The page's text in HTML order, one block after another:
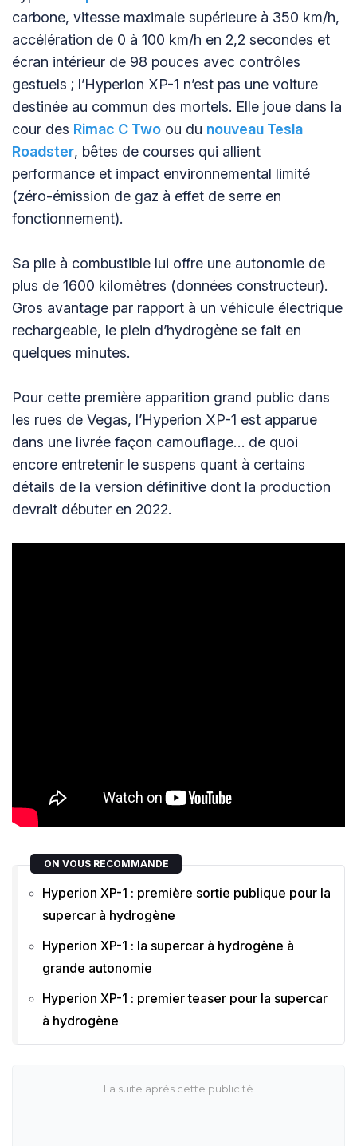
carbone, vitesse maximale supérieure à 350 km/h,
accélération de 0 à 100 km/h en 2,2 secondes et
écran intérieur de 98 pouces avec contrôles
gestuels ; l’Hyperion XP-1 n’est pas une voiture
destinée au commun des mortels. Elle joue dans la
cour des Rimac C Two ou du nouveau Tesla
Roadster, bêtes de courses qui allient
performance et impact environnemental limité
(zéro-émission de gaz à effet de serre en
fonctionnement).
Sa pile à combustible lui offre une autonomie de
plus de 1600 kilomètres (données constructeur).
Gros avantage par rapport à un véhicule électrique
rechargeable, le plein d’hydrogène se fait en
quelques minutes.
Pour cette première apparition grand public dans
les rues de Vegas, l’Hyperion XP-1 est apparue
dans une livrée façon camouflage… de quoi
encore entretenir le suspens quant à certains
détails de la version définitive dont la production
devrait débuter en 2022.
ON VOUS RECOMMANDE
Hyperion XP-1 : première sortie publique pour la
supercar à hydrogène
Hyperion XP-1 : la supercar à hydrogène à
grande autonomie
Hyperion XP-1 : premier teaser pour la supercar
à hydrogène